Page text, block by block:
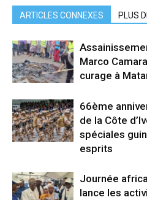
ARTICLES CONNEXES PLUS
Marco
curage à
66ème
de la Côte
spéciales
esprits
Journée
lance les